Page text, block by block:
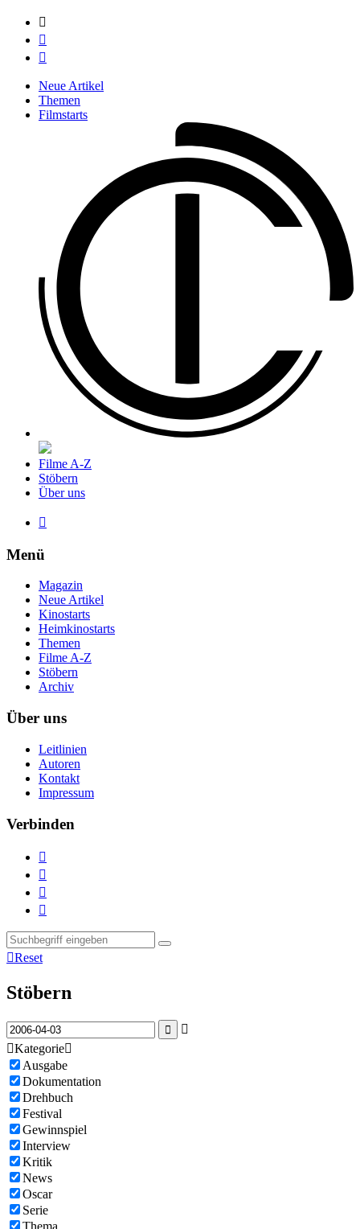



Neue Artikel
Themen
Filmstarts
Filme A-Z
Stöbern
Über uns

Menü
Magazin
Neue Artikel
Kinostarts
Heimkinostarts
Themen
Filme A-Z
Stöbern
Archiv
Über uns
Leitlinien
Autoren
Kontakt
Impressum
Verbinden




Reset
Stöbern


Kategorie
Ausgabe
Dokumentation
Drehbuch
Festival
Gewinnspiel
Interview
Kritik
News
Oscar
Serie